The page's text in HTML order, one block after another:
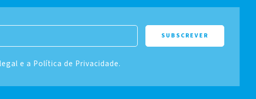
e a Política de Privacidade.